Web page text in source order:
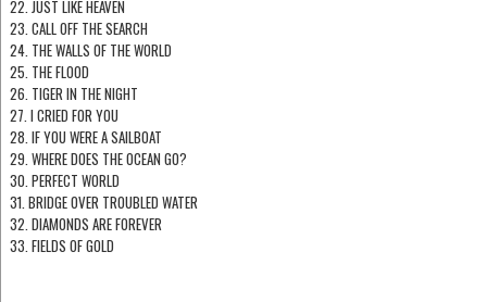
22. JUST LIKE HEAVEN
23. CALL OFF THE SEARCH
24. THE WALLS OF THE WORLD
25. THE FLOOD
26. TIGER IN THE NIGHT
27. I CRIED FOR YOU
28. IF YOU WERE A SAILBOAT
29. WHERE DOES THE OCEAN GO?
30. PERFECT WORLD
31. BRIDGE OVER TROUBLED WATER
32. DIAMONDS ARE FOREVER
33. FIELDS OF GOLD